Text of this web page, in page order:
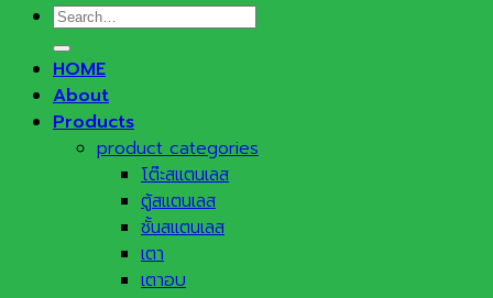
Search
for:
HOME
About
Products
product categories
โต๊ะสแตนเลส
ตู้สแตนเลส
ชั้นสแตนเลส
เตา
เตาอบ